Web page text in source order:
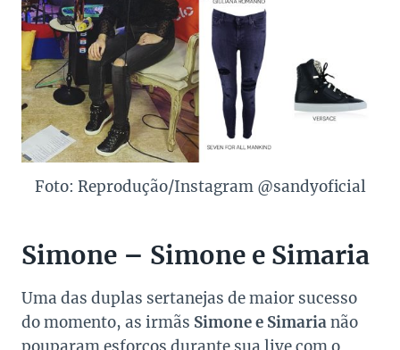
Foto: Reprodução/Instagram @sandyoficial
Simone – Simone e Simaria
Uma das duplas sertanejas de maior sucesso
do momento, as irmãs Simone e Simarianão